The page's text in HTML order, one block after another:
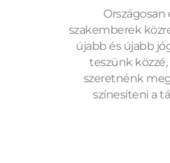
Országosan
szakemberek
újabb és újabb
teszünk
szeretnénk
színesíteni a